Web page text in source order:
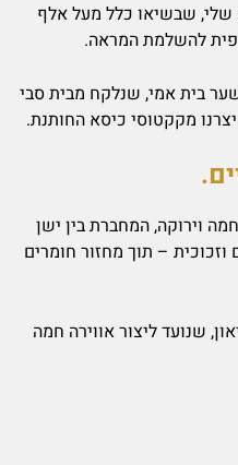
שבשיאו כלל מעל אלף
להשלמת המראה.
בית אמי, שנלקח מבית סבי
מקקטוסי כיסא החותנת.
חמה וירוקה, המחברת בין ישן
– תוך מחזור חומרים
שנועד ליצור אווירה חמה